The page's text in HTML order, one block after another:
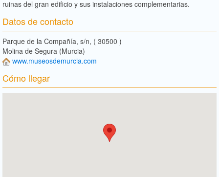
ruinas del gran edificio y sus instalaciones complementarias.
Datos de contacto
Parque de la Compañía, s/n, ( 30500 )
Molina de Segura (Murcia)
www.museosdemurcia.com
Cómo llegar